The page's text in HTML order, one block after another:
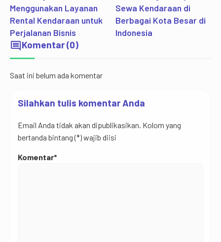
Menggunakan Layanan
Rental Kendaraan untuk
Perjalanan Bisnis
Sewa Kendaraan di
Berbagai Kota Besar di
Indonesia
commentKomentar (0)
Saat ini belum ada komentar
Silahkan tulis komentar Anda
Email Anda tidak akan dipublikasikan. Kolom yang
bertanda bintang (*) wajib diisi
Komentar*